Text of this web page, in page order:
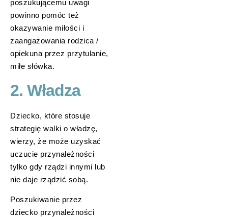
poszukującemu uwagi
powinno pomóc też
okazywanie miłości i
zaangażowania rodzica /
opiekuna przez przytulanie,
miłe słówka.
2. Władza
Dziecko, które stosuje
strategię walki o władzę,
wierzy, że może uzyskać
uczucie przynależności
tylko gdy rządzi innymi lub
nie daje rządzić sobą.
Poszukiwanie przez
dziecko przynależności